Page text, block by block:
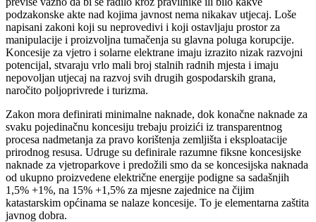
podzakonske akte nad kojima javnost nema nikakav utjecaj. Loše
napisani zakoni koji su neprovedivi i koji ostavljaju prostor za
manipulacije i proizvoljna tumačenja su glavna poluga korupcije.
Koncesije za vjetro i solarne elektrane imaju izrazito nizak razvojni
potencijal, stvaraju vrlo mali broj stalnih radnih mjesta i imaju
nepovoljan utjecaj na razvoj svih drugih gospodarskih grana,
naročito poljoprivrede i turizma.
Zakon mora definirati minimalne naknade, dok konačne naknade za
svaku pojedinačnu koncesiju trebaju proizići iz transparentnog
procesa nadmetanja za pravo korištenja zemljišta i eksploatacije
prirodnog resusa. Udruge su definirale razumne fiksne koncesijske
naknade za vjetroparkove i predožili smo da se koncesijska naknada
od ukupno proizvedene električne energije podigne sa sadašnjih
1,5% +1%, na 15% +1,5% za mjesne zajednice na čijim
katastarskim općinama se nalaze koncesije. To je elementarna zaštita
javnog dobra.